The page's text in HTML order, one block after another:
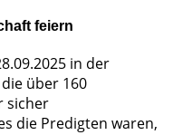
feiern
in der
über 160
sicher
die Predigten waren,